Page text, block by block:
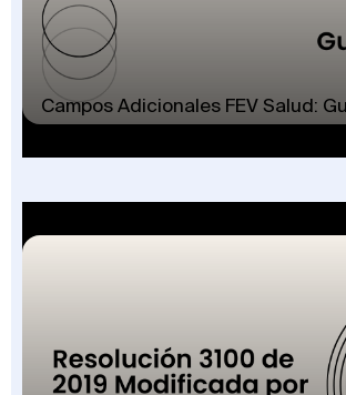
Campos Adicionales FEV Salud: